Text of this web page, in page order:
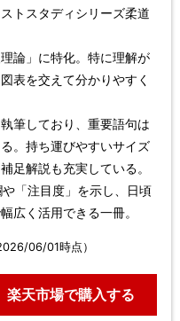
トスタディシリーズ柔道
論」に特化。特に理解が
表を交えて分かりやすく
筆しており、重要語句は
。持ち運びやすいサイズ
足解説も充実している。
「注目度」を示し、日頃
広く活用できる一冊。
06/01時点）
楽天市場で購入する